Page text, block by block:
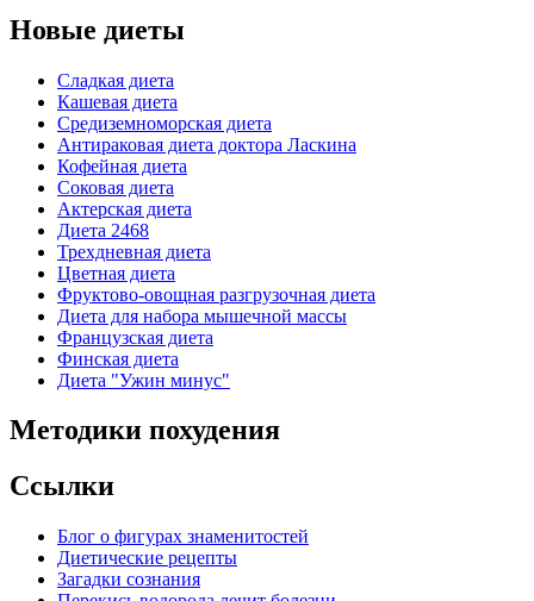
Новые диеты
Сладкая диета
Кашевая диета
Средиземноморская диета
Антираковая диета доктора Ласкина
Кофейная диета
Соковая диета
Актерская диета
Диета 2468
Трехдневная диета
Цветная диета
Фруктово-овощная разгрузочная диета
Диета для набора мышечной массы
Французская диета
Финская диета
Диета "Ужин минус"
Методики похудения
Ссылки
Блог о фигурах знаменитостей
Диетические рецепты
Загадки сознания